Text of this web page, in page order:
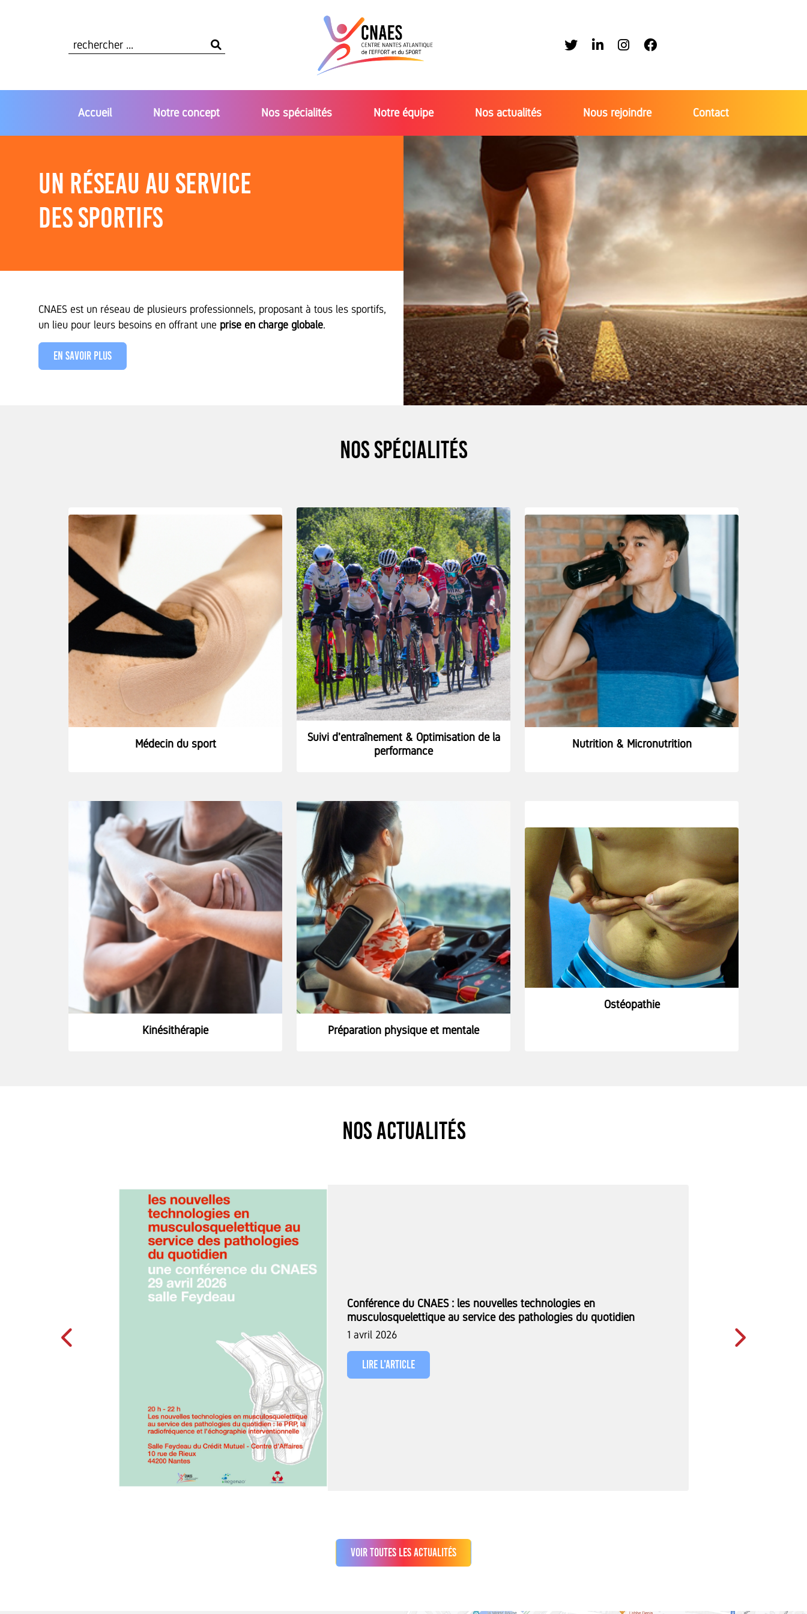
rechercher ...
Accueil Notre concept Nos spécialités Notre équipe Nos actualités Nous rejoindre Contact
Un réseau au service
des sportifs
CNAES est un réseau de plusieurs professionnels, proposant à tous les sportifs,
un lieu pour leurs besoins en offrant une prise en charge globale.
En savoir plus
Nos spécialités
Médecin du sport
Suivi d'entraînement & Optimisation de la
performance
Nutrition & Micronutrition
Kinésithérapie Préparation physique et mentale
Ostéopathie
Nos actualités
Slide précédent
Conférence du CNAES : les nouvelles technologies en
musculosquelettique au service des pathologies du quotidien
1 avril 2026
Lire l'article
Voir toutes les actualités